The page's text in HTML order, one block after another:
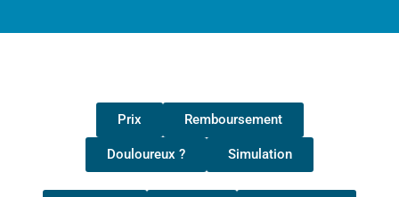
Prix Remboursement
Douloureux ? Simulation